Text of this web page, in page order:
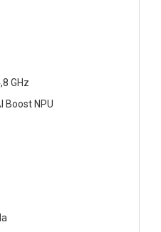
GHz
Boost NPU